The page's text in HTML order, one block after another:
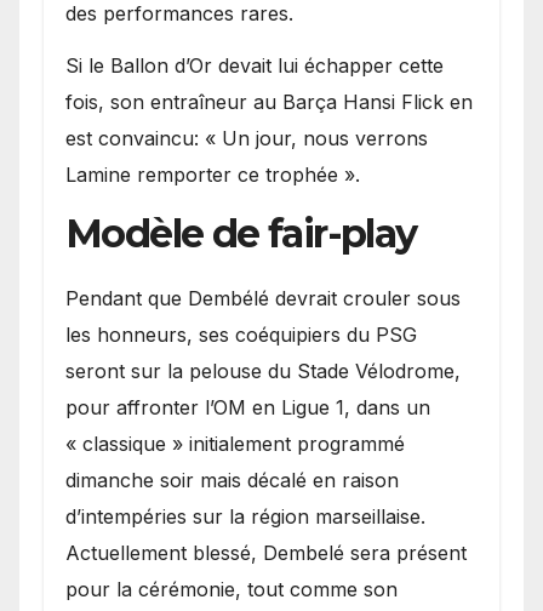
des performances rares.
Si le Ballon d’Or devait lui échapper cette
fois, son entraîneur au Barça Hansi Flick en
est convaincu: « Un jour, nous verrons
Lamine remporter ce trophée ».
Modèle de fair-play
Pendant que Dembélé devrait crouler sous
les honneurs, ses coéquipiers du PSG
seront sur la pelouse du Stade Vélodrome,
pour affronter l’OM en Ligue 1, dans un
« classique » initialement programmé
dimanche soir mais décalé en raison
d’intempéries sur la région marseillaise.
Actuellement blessé, Dembelé sera présent
pour la cérémonie, tout comme son